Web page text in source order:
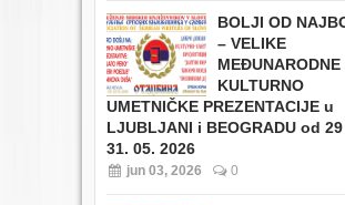
BOLJI OD
– VELIKE
MEĐUNARODNE
KULTURNO
UMETNIČKE PREZENTACIJE u
LJUBLJANI i BEOGRADU od
31. 05. 2026
jun 03, 2026 0